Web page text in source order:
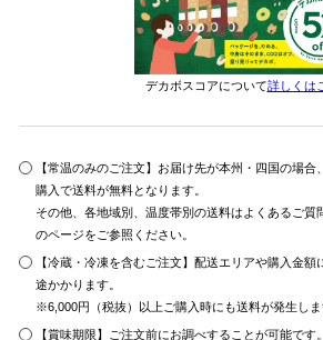
デカボスコアについて詳しくは
【常温のみのご注文】お届け先が本州・四国の場
購入で送料が無料となります。
その他、各地域別、温度帯別の送料はよくあるご質
のページをご参照ください。
【冷蔵・冷凍を含むご注文】配送エリアや購入金額
途かかります。
※6,000円（税抜）以上ご購入時にも送料が発生しま
【賞味期限】ご注文前にお調べすることが可能です。